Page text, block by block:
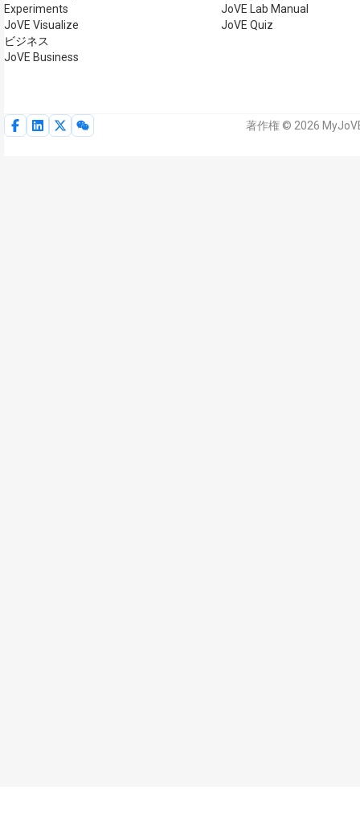
Experiments
JoVE Visualize
ビジネス
JoVE Business
JoVE Lab Manual
JoVE Quiz
著作権 © 2026